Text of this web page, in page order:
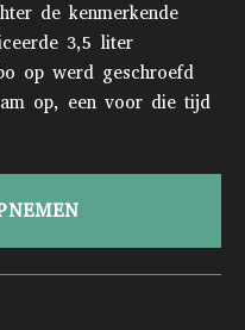
de kenmerkende
3,5 liter
op werd geschroefd
op, een voor die tijd